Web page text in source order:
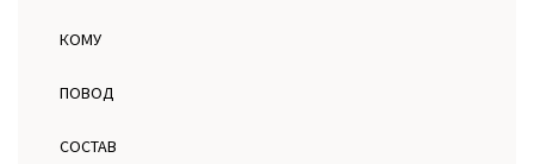
КОМУ
ПОВОД
СОСТАВ